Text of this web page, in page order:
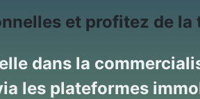
et profitez de
dans la
les plateformes